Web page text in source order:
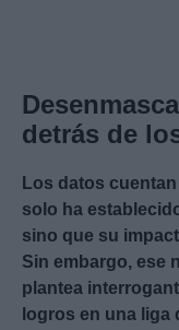
detrás de
Los datos
solo ha
sino que su
Sin embargo, ese
plantea
logros en una liga